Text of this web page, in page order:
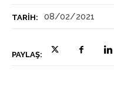
TARIH: 08/02/2021
PAYLAŞ: